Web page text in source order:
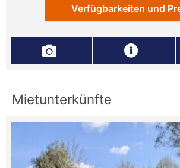
Verfügbarkeiten und
Mietunterkünfte